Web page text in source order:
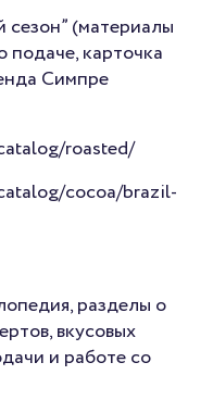
сезон” (материалы
карточка
Симпре
roasted/
cocoa/brazil-
разделы о
вкусовых
и работе со